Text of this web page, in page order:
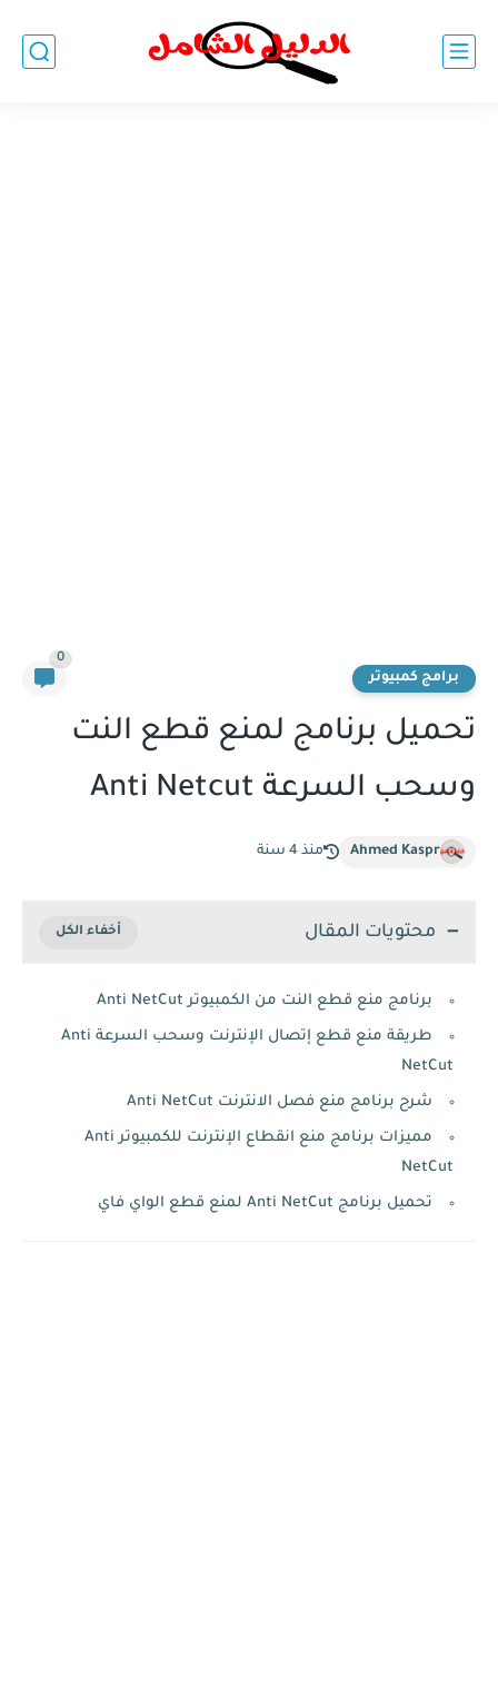
برامج كمبيوتر
0
تحميل برنامج لمنع قطع النت
وسحب السرعة Anti Netcut
Ahmed Kaspr منذ 4 سنة
محتويات المقال
برنامج منع قطع النت من الكمبيوتر Anti NetCut
طريقة منع قطع إتصال الإنترنت وسحب السرعة Anti
NetCut
شرح برنامج منع فصل الانترنت Anti NetCut
مميزات برنامج منع انقطاع الإنترنت للكمبيوتر Anti
NetCut
تحميل برنامج Anti NetCut لمنع قطع الواي فاي